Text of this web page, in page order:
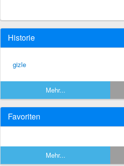
Historie
gizle
Mehr...
Favoriten
Mehr...